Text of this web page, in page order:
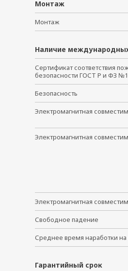
Монтаж
Монтаж
Наличие
Сертификат соответствия
безопасности ГОСТ Р и ФЗ
Безопасность
Электромагнитная
Электромагнитная
Электромагнитная
Свободное падение
Среднее время наработки на
Гарантийный срок